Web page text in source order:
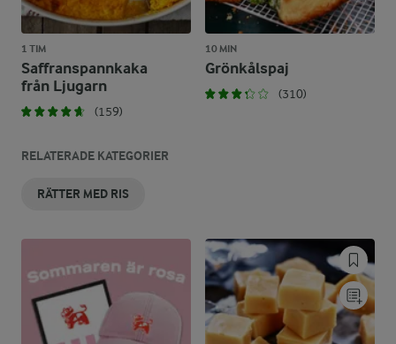
1 TIM
Saffranspannkaka
från Ljugarn
(159)
10 MIN
Grönkålspaj
(310)
RELATERADE KATEGORIER
RÄTTER MED RIS